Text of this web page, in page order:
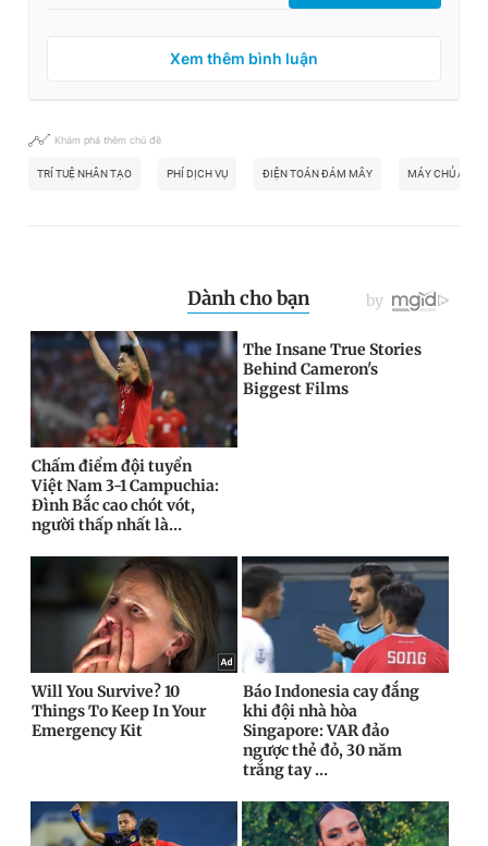
Xem thêm bình luận
Khám phá thêm chủ đề
TRÍ TUỆ NHÂN TẠO PHÍ DỊCH VỤ ĐIỆN TOÁN ĐÁM MÂY MÁY CHỦ ẢO